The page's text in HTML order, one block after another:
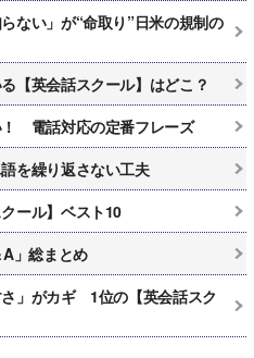
い」が“命取り”日米の規制の
【英会話スクール】はどこ？
！ 電話対応の定番フレーズ
を繰り返さない工夫
ール】ベスト10
A」総まとめ
」がカギ 1位の【英会話スク